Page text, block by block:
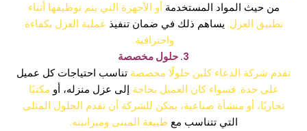
من حيث المواد المستخدمة أو الأجهزة التي يتم توظيفها أثناء
تطبيق العزل. يساهم ذلك في ضمان تنفيذ عملية العزل بكفاءة
واحترافية.
3. حلول مخصصة
تقدم شركة الدعاء كلين حلولًا مخصصة تناسب احتياجات كل عميل
على حدة. فسواء كان العميل بحاجة إلى عزل منزله، أو مكتبًا
تجاريًا، أو منشأة صناعية، يمكن للشركة أن تقدم الحلول المثلى
التي تتناسب مع طبيعة المبنى وميزانيته.